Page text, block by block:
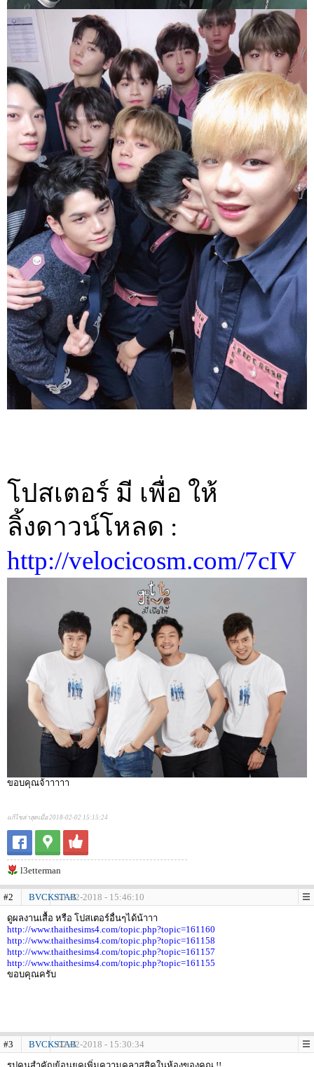
โปสเตอร์ มี เพื่อ ให้
ลิ้งดาวน์โหลด :
http://velocicosm.com/7cIV
ขอบคุณจ้าาาาา
แก้ไขล่าสุดเมื่อ 2018-02-02 15:15:24
l3etterman
#2 BVCKSTAB01-02-2018 - 15:46:10
ดูผลงานเสื้อ หรือ โปสเตอร์อื่นๆได้น้าาา
http://www.thaithesims4.com/topic.php?topic=161160
http://www.thaithesims4.com/topic.php?topic=161158
http://www.thaithesims4.com/topic.php?topic=161157
http://www.thaithesims4.com/topic.php?topic=161155
ขอบคุณครับ
#3 BVCKSTAB02-02-2018 - 15:30:34